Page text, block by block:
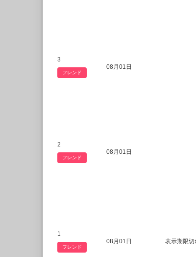
3
フレンド
08月01日
2
フレンド
08月01日
1
フレンド
08月01日 表示期限切